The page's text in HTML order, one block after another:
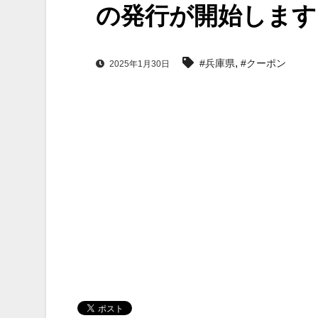
の発行が開始しま
2025年1月30日 #兵庫県, #クーポン